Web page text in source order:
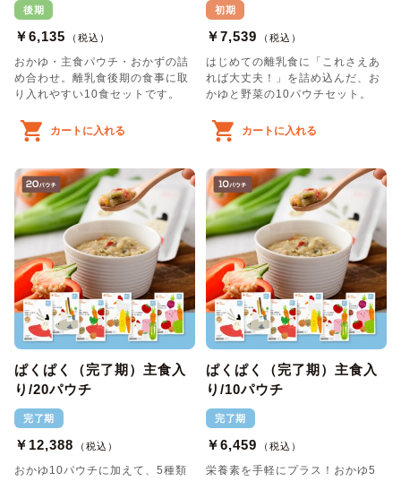
後期
￥6,135 （税込）
おかゆ・主食パウチ・おかずの詰
め合わせ。離乳食後期の食事に取
り入れやすい10食セットです。
カートに入れる
初期
￥7,539 （税込）
はじめての離乳食に「これさえあ
れば大丈夫！」を詰め込んだ、お
かゆと野菜の10パウチセット。
カートに入れる
ぱくぱく（完了期）主食入
り/20パウチ
完了期
￥12,388 （税込）
おかゆ10パウチに加えて、5種類
ぱくぱく（完了期）主食入
り/10パウチ
完了期
￥6,459 （税込）
栄養素を手軽にプラス！おかゆ5